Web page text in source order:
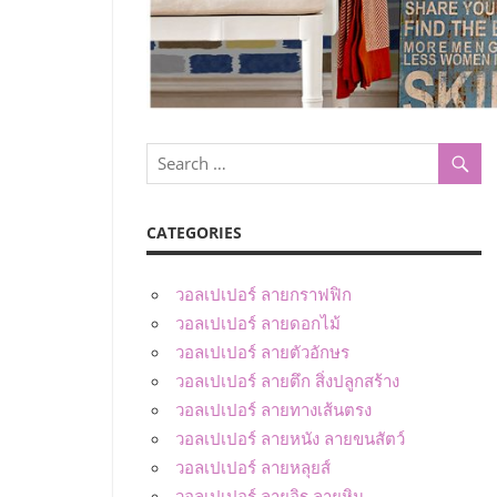
CATEGORIES
วอลเปเปอร์ ลายกราฟฟิก
วอลเปเปอร์ ลายดอกไม้
วอลเปเปอร์ ลายตัวอักษร
วอลเปเปอร์ ลายตึก สิ่งปลูกสร้าง
วอลเปเปอร์ ลายทางเส้นตรง
วอลเปเปอร์ ลายหนัง ลายขนสัตว์
วอลเปเปอร์ ลายหลุยส์